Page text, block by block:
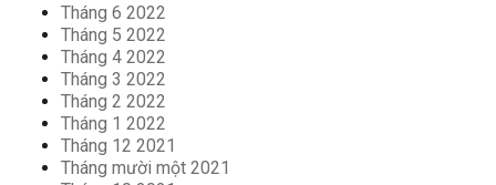
Tháng 6 2022
Tháng 5 2022
Tháng 4 2022
Tháng 3 2022
Tháng 2 2022
Tháng 1 2022
Tháng 12 2021
Tháng mười một 2021